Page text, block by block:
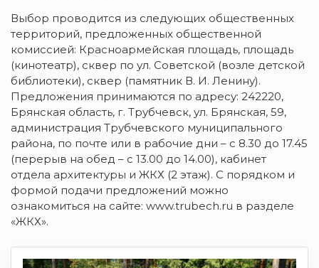
Выбор проводится из следующих общественных
территорий, предложенных общественной
комиссией: Красноармейская площадь, площадь
(кинотеатр), сквер по ул. Советской (возле детской
библиотеки), сквер (памятник В. И. Ленину).
Предложения принимаются по адресу: 242220,
Брянская область, г. Трубчевск, ул. Брянская, 59,
администрация Трубчевского муниципального
района, по почте или в рабочие дни – с 8.30 до 17.45
(перерыв на обед – с 13.00 до 14.00), кабинет
отдела архитектуры и ЖКХ (2 этаж). С порядком и
формой подачи предложений можно
ознакомиться на сайте: www.trubech.ru в разделе
«ЖКХ».